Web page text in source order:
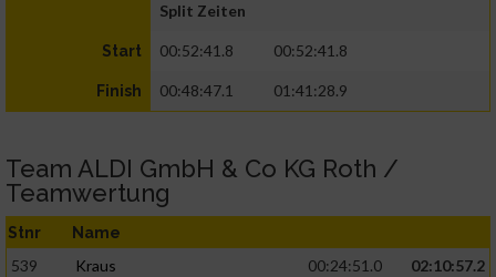
Split Zeiten
Start 00:52:41.8 00:52:41.8
Finish 00:48:47.1 01:41:28.9
Team ALDI GmbH & Co KG Roth /
Teamwertung
Stnr Name
539 Kraus 00:24:51.0
02:10:57.2